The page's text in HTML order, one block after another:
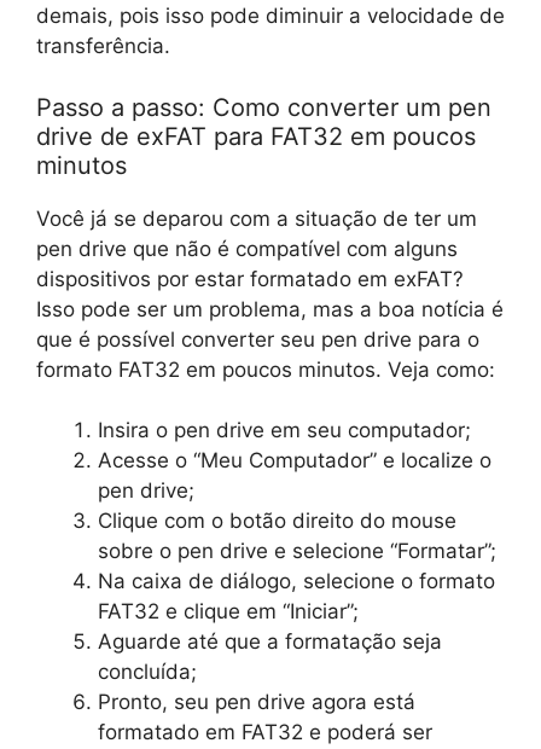
demais, pois isso pode diminuir a velocidade de
transferência.
Passo a passo: Como converter um pen
drive de exFAT para FAT32 em poucos
minutos
Você já se deparou com a situação de ter um
pen drive que não é compatível com alguns
dispositivos por estar formatado em exFAT?
Isso pode ser um problema, mas a boa notícia é
que é possível converter seu pen drive para o
formato FAT32 em poucos minutos. Veja como:
Insira o pen drive em seu computador;
Acesse o “Meu Computador” e localize o
pen drive;
Clique com o botão direito do mouse
sobre o pen drive e selecione “Formatar”;
Na caixa de diálogo, selecione o formato
FAT32 e clique em “Iniciar”;
Aguarde até que a formatação seja
concluída;
Pronto, seu pen drive agora está
formatado em FAT32 e poderá ser